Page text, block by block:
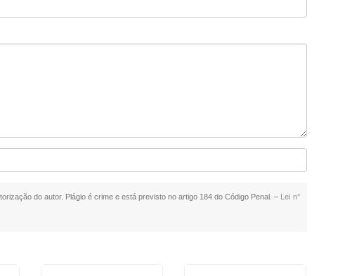
do autor. Plágio é crime e está previsto no artigo 184 do Código Penal. – Lei n°